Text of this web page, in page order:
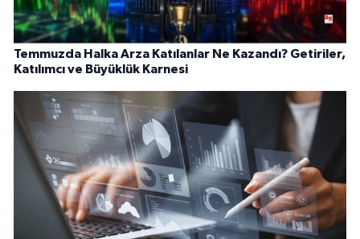
Temmuzda Halka Arza Katılanlar Ne Kazandı? Getiriler,
Katılımcı ve Büyüklük Karnesi